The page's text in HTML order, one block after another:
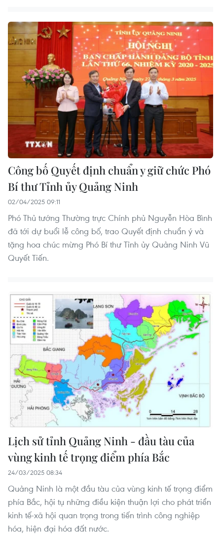
Công bố Quyết định chuẩn y giữ chức Phó
Bí thư Tỉnh ủy Quảng Ninh
02/04/2025 09:11
Phó Thủ tướng Thường trực Chính phủ Nguyễn Hòa Bình
đã tới dự buổi lễ công bố, trao Quyết định chuẩn ý và
tặng hoa chúc mừng Phó Bí thư Tỉnh ủy Quảng Ninh Vũ
Quyết Tiến.
Lịch sử tỉnh Quảng Ninh - đầu tàu của
vùng kinh tế trọng điểm phía Bắc
24/03/2025 08:34
Quảng Ninh là một đầu tàu của vùng kinh tế trọng điểm
phía Bắc, hội tụ những điều kiện thuận lợi cho phát triển
kinh tế-xã hội quan trọng trong tiến trình công nghiệp
hóa, hiện đại hóa đất nước.